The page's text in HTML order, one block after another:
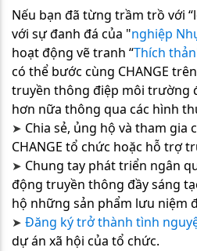
Nếu bạn đã từng trầm trồ với
với sự đanh đá của "nghiệp
hoạt động vẽ tranh “Thích
có thể bước cùng CHANGE
truyền thông điệp môi trường
hơn nữa thông qua các hình
➤​​​​​​​ Chia sẻ, ủng hộ và tham gia
CHANGE tổ chức hoặc hỗ trợ
➤​​​​​​​ Chung tay phát triển ngân
động truyền thông đầy sáng
hộ những sản phẩm lưu niệm
➤​​​​​​​ Đăng ký trở thành tình
dự án xã hội của tổ chức.